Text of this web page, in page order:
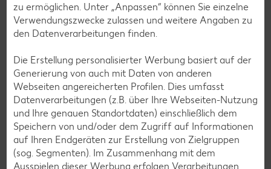
Grill-Rezepte
Apfelkuchen-Rezepte
Schokokuchen-Rezepte
Torten-Rezepte
Eis-Rezepte
Pfannkuchen-Rezepte
zu ermöglichen. Unter „Anpassen“ können Sie einzelne
Verwendungszwecke zulassen und weitere Angaben zu
den Datenverarbeitungen finden.
Die Erstellung personalisierter Werbung basiert auf der
Generierung von auch mit Daten von anderen
Webseiten angereicherten Profilen. Dies umfasst
Datenverarbeitungen (z.B. über Ihre Webseiten-Nutzung
und Ihre genauen Standortdaten) einschließlich dem
Speichern von und/oder dem Zugriff auf Informationen
auf Ihren Endgeräten zur Erstellung von Zielgruppen
(sog. Segmenten). Im Zusammenhang mit dem
Ausspielen dieser Werbung erfolgen Verarbeitungen